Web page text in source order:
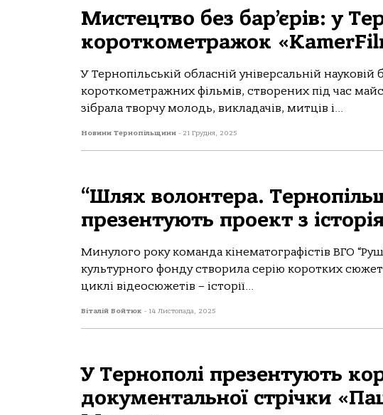
Мистецтво без бар’єрів: у
короткометражок
У Тернопільській обласній універсальній науковій
короткометражних фільмів, створених під час
зібрала творчу молодь, викладачів, митців і...
Новини Тернопільщини - 21 Грудня, 2025
“Шлях волонтера.
презентують проект з
Минулого року команда кінематографістів ВГО
культурного фонду створила серію коротких
циклі відеосюжетів – історії...
Віталій Войтюк - 14 Листопада, 2025
У Тернополі презентують
документальної стрічки